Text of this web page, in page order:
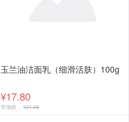
玉兰油洁面乳（细滑活肤）100g
¥17.80
市场价： ¥21.36